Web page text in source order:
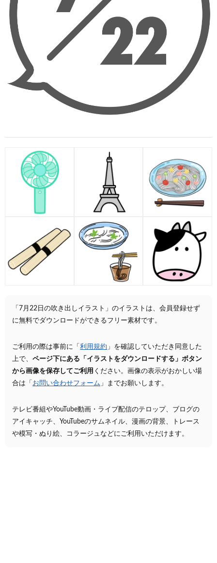
「7月22日の吹き出しイラスト」のイラストは、会員登録せず
に無料でダウンロードができるフリー素材です。
ご利用の際は事前に「 利用規約 」を確認していただき同意した
上で、 ページ下にある「イラストをダウンロードする」ボタン
から画像を保存してご利用 ください。画像の表示がおかしい場
合は「 お問い合わせフォーム 」までお願いします。
テレビ番組やYouTube動画・ライブ配信のテロップ、ブログの
アイキャッチ、YouTubeのサムネイル、漫画の背景、トレース
や模写・ぬり絵、コラージュなどにご利用いただけます。